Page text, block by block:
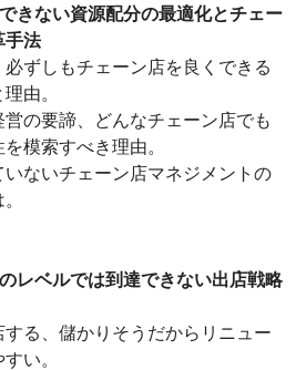
きない資源配分の最適化とチェー
手法
必ずしもチェーン店を良くできる
由。
営の要諦、どんなチェーン店でも
模索すべき理由。
いないチェーン店マネジメントの
レベルでは到達できない出店戦略
する、儲かりそうだからリニュー
い。